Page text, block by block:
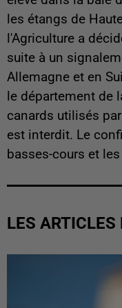
les étangs de
l'Agriculture a
suite à un
Allemagne et en
le département de
canards utilisés
est interdit. Le
basses-cours et
LES ARTICLES